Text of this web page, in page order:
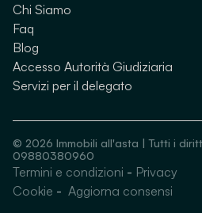
Guarda
Chi Siamo
Faq
Blog
Accesso Autorità Giudiziaria
Servizi per il delegato
© 2026 Immobili all'asta | Tutti i
09880380960
Termini e condizioni - Privacy
Cookie - Aggiorna consensi